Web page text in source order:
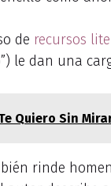
de recursos
le dan una
Quiero Sin
rinde